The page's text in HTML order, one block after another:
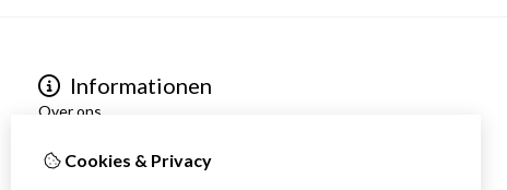
Informationen
Over ons
Verzending
Cookies & Privacy